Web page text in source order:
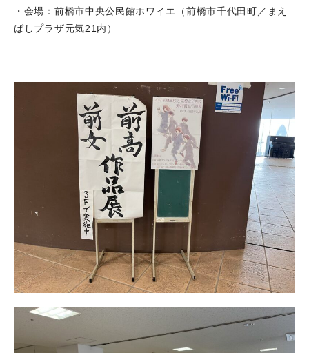
・会場：前橋市中央公民館ホワイエ（前橋市千代田町／まえ
ばしプラザ元気21内）